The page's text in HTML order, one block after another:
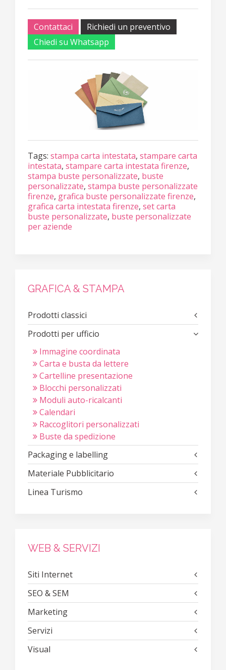
Contattaci
Richiedi un preventivo
Chiedi su Whatsapp
Tags: stampa carta intestata, stampare carta
intestata, stampare carta intestata firenze,
stampa buste personalizzate, buste
personalizzate, stampa buste personalizzate
firenze, grafica buste personalizzate firenze,
grafica carta intestata firenze, set carta
buste personalizzate, buste personalizzate
per aziende
GRAFICA & STAMPA
Prodotti classici
Prodotti per ufficio
Immagine coordinata
Carta e busta da lettere
Cartelline presentazione
Blocchi personalizzati
Moduli auto-ricalcanti
Calendari
Raccoglitori personalizzati
Buste da spedizione
Packaging e labelling
Materiale Pubblicitario
Linea Turismo
WEB & SERVIZI
Siti Internet
SEO & SEM
Marketing
Servizi
Visual